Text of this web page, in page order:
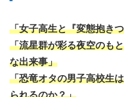
「女子高生と『変態抱き
「流星群が彩る夜空のも
な出来事」
「恐竜オタの男子高校生
られるのか？」